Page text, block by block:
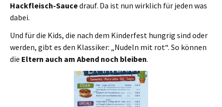
Hackfleisch-Saucedrauf. Da ist nun wirklich für jeden was
dabei.
Und für die Kids, die nach dem Kinderfest hungrig sind oder
werden, gibt es den Klassiker: „Nudeln mit rot“. So können
die Eltern auch am Abend noch bleiben.